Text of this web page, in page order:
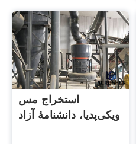
استخراج مس
ویکی‌پدیا، دانشنامهٔ آزاد